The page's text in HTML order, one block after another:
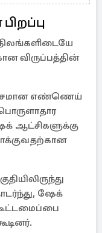
விருப்பத்தின்
எண்ணெய்
ஆட்சிகளுக்கு
ஷேக்